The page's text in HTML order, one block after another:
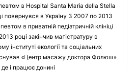
в Hospital Santa Maria della Stella
повернувся в Україну З 2007 по 2013
в приватній педіатричній клініці
році закінчив магістратуру в
інституті екології та соціальних
«Центр масажу доктора Фолюш»
де і працює донині